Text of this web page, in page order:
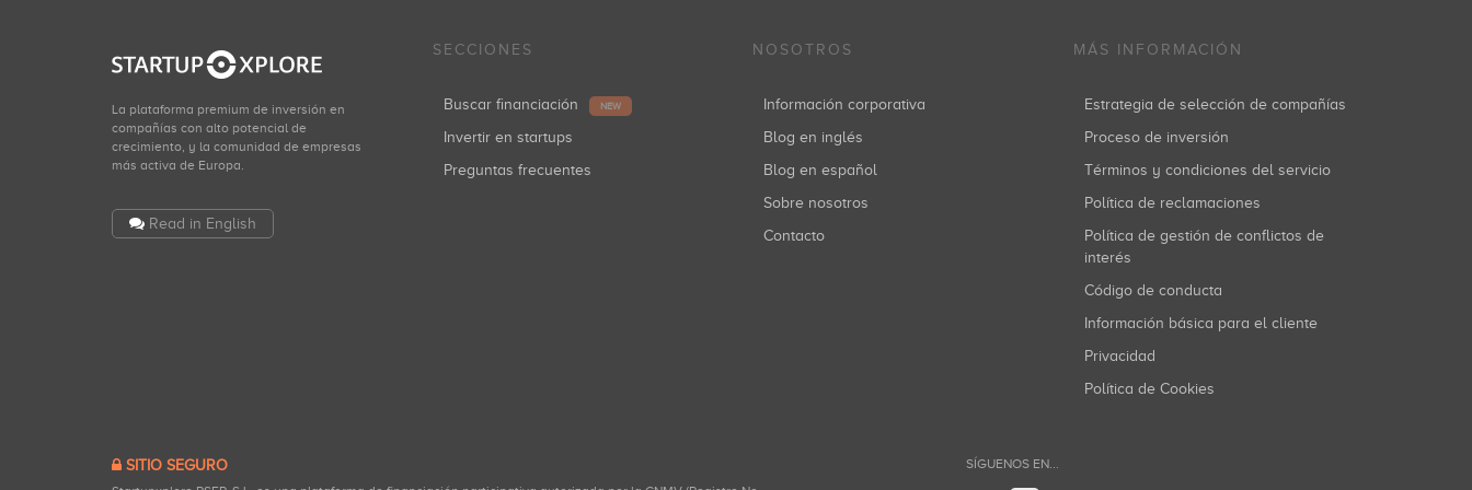
La plataforma premium de inversión en
compañías con alto potencial de
crecimiento, y la comunidad de empresas
más activa de Europa.
Read in English
SECCIONES
Buscar financiación NEW
Invertir en startups
Preguntas frecuentes
NOSOTROS
Información corporativa
Blog en inglés
Blog en español
Sobre nosotros
Contacto
MÁS INFORMACIÓN
Estrategia de selección de compañías
Proceso de inversión
Términos y condiciones del servicio
Política de reclamaciones
Política de gestión de conflictos de
interés
Código de conducta
Información básica para el cliente
Privacidad
Política de Cookies
SITIO SEGURO SÍGUENOS EN...